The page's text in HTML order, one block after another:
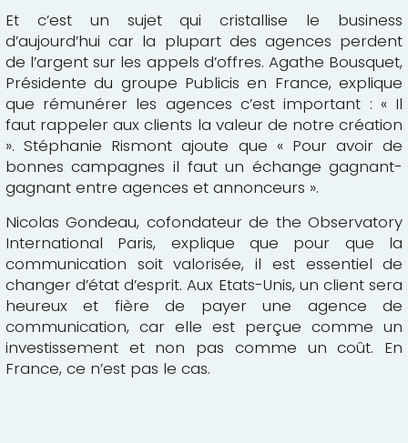
Et c’est un sujet qui cristallise le business
d’aujourd’hui car la plupart des agences perdent
de l’argent sur les appels d’offres. Agathe Bousquet,
Présidente du groupe Publicis en France, explique
que rémunérer les agences c’est important : « Il
faut rappeler aux clients la valeur de notre création
». Stéphanie Rismont ajoute que « Pour avoir de
bonnes campagnes il faut un échange gagnant-
gagnant entre agences et annonceurs ».
Nicolas Gondeau, cofondateur de the Observatory
International Paris, explique que pour que la
communication soit valorisée, il est essentiel de
changer d’état d’esprit. Aux Etats-Unis, un client sera
heureux et fière de payer une agence de
communication, car elle est perçue comme un
investissement et non pas comme un coût. En
France, ce n’est pas le cas.